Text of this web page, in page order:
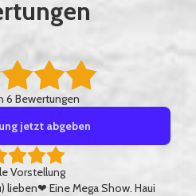
6 Bewertungen
jetzt abgeben
Vorstellung
lieben❤ Eine Mega Show. Haui